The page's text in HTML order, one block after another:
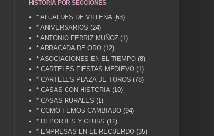
HISTORIA POR SECCIONES
* ALCALDES DE VILLENA (63)
* ANIVERSARIOS (24)
* ANTONIO FERRIZ MUÑOZ (1)
* ARRACADA DE ORO (12)
* ASOCIACIONES EN EL TIEMPO (8)
* CARTELES FIESTAS MEDIEVO (1)
* CARTELES PLAZA DE TOROS (78)
* CASAS CON HISTORIA (10)
* CASAS RURALES (1)
* COMO HEMOS CAMBIADO (94)
* DEPORTES Y CLUBS (12)
* EMPRESAS EN EL RECUERDO (35)